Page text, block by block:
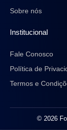
Sobre nós
Institucional
Fale Conosco
Política de
Termos e
© 2026